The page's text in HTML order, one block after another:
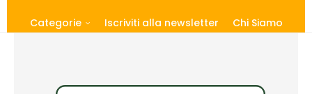
Categorie Iscriviti alla newsletter Chi Siamo